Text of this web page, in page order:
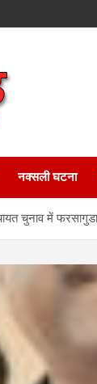
नक्सली घटना
चुनाव में फरसागुडा